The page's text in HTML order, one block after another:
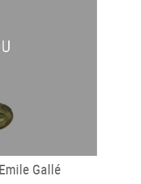
Gallé